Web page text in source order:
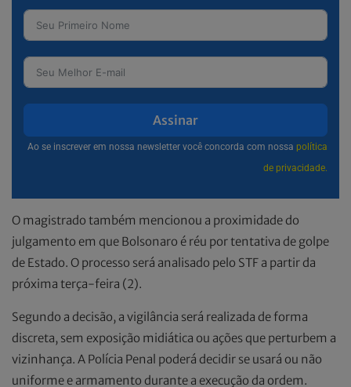
Assinar
Ao se inscrever em nossa newsletter você concorda com nossa política
de privacidade.
O magistrado também mencionou a proximidade do
julgamento em que Bolsonaro é réu por tentativa de golpe
de Estado. O processo será analisado pelo STF a partir da
próxima terça-feira (2).
Segundo a decisão, a vigilância será realizada de forma
discreta, sem exposição midiática ou ações que perturbem a
vizinhança. A Polícia Penal poderá decidir se usará ou não
uniforme e armamento durante a execução da ordem.